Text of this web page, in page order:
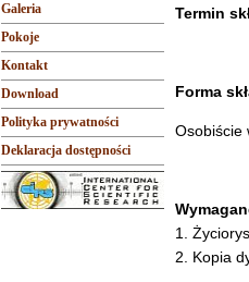
Termin
Forma
Osobiście
1.
2. Kopia
Galeria
Pokoje
Kontakt
Download
Polityka prywatności
Deklaracja dostępności